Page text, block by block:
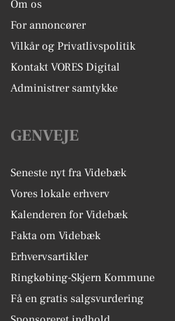
Om os
For annoncører
Vilkår og Privatlivspolitik
Kontakt VORES Digital
Administrer samtykke
GENVEJE
Seneste nyt fra Videbæk
Vores lokale erhverv
Kalenderen for Videbæk
Fakta om Videbæk
Erhvervsartikler
Ringkøbing-Skjern Kommune
Få en gratis salgsvurdering